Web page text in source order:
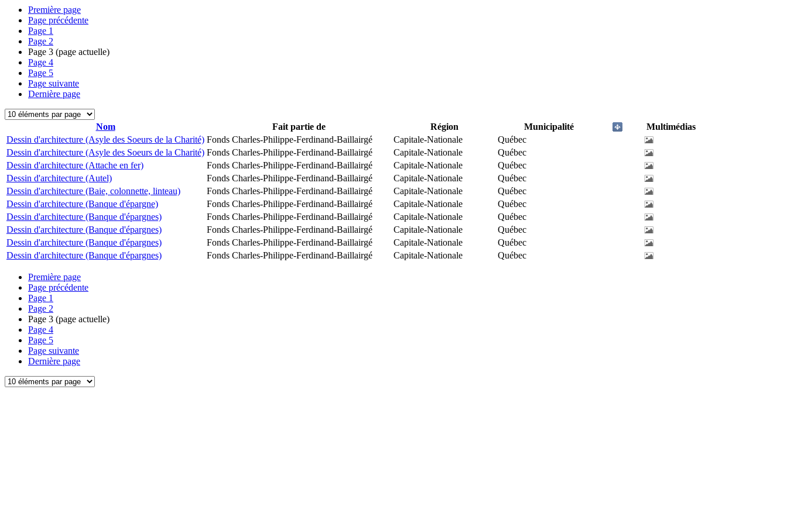
Première page
Page précédente
Page 1
Page 2
Page 3 (page actuelle)
Page 4
Page 5
Page suivante
Dernière page
Nom Fait partie de Région Municipalité
Multimédias
Dessin d'architecture (Asyle des Soeurs de la Charité) Fonds Charles-Philippe-Ferdinand-Baillairgé Capitale-Nationale
Québec
Dessin d'architecture (Asyle des Soeurs de la Charité) Fonds Charles-Philippe-Ferdinand-Baillairgé Capitale-Nationale
Québec
Dessin d'architecture (Attache en fer)
Fonds Charles-Philippe-Ferdinand-Baillairgé Capitale-Nationale
Québec
Dessin d'architecture (Autel)
Fonds Charles-Philippe-Ferdinand-Baillairgé Capitale-Nationale
Québec
Dessin d'architecture (Baie, colonnette, linteau)
Fonds Charles-Philippe-Ferdinand-Baillairgé Capitale-Nationale
Québec
Dessin d'architecture (Banque d'épargne)
Fonds Charles-Philippe-Ferdinand-Baillairgé Capitale-Nationale
Québec
Dessin d'architecture (Banque d'épargnes)
Fonds Charles-Philippe-Ferdinand-Baillairgé Capitale-Nationale
Québec
Dessin d'architecture (Banque d'épargnes)
Fonds Charles-Philippe-Ferdinand-Baillairgé Capitale-Nationale
Québec
Dessin d'architecture (Banque d'épargnes)
Fonds Charles-Philippe-Ferdinand-Baillairgé Capitale-Nationale
Québec
Dessin d'architecture (Banque d'épargnes)
Fonds Charles-Philippe-Ferdinand-Baillairgé Capitale-Nationale Québec
Première page
Page précédente
Page 1
Page 2
Page 3 (page actuelle)
Page 4
Page 5
Page suivante
Dernière page